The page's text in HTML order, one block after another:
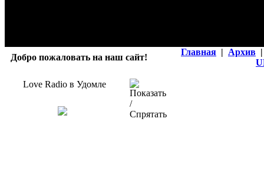
Добро пожаловать на наш сайт!
Главная | Архив |
Love Radio в Удомле